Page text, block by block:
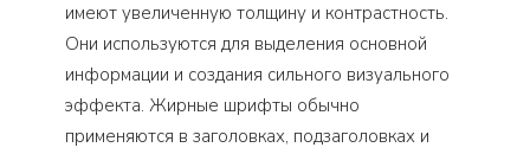
имеют увеличенную толщину и контрастность.
Они используются для выделения основной
информации и создания сильного визуального
эффекта. Жирные шрифты обычно
применяются в заголовках, подзаголовках и